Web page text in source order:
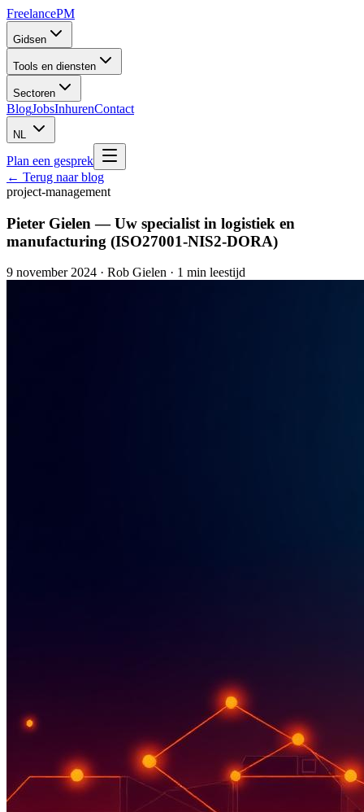
FreelancePM
Gidsen
Tools en diensten
Sectoren
BlogJobsInhurenContact
NL
Plan een gesprek
← Terug naar blog
project-management
Pieter Gielen — Uw specialist in logistiek en
manufacturing (ISO27001-NIS2-DORA)
9 november 2024 · Rob Gielen · 1 min leestijd